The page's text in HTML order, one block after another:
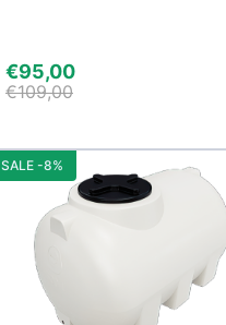
€95,00
€109,00
SALE -8%